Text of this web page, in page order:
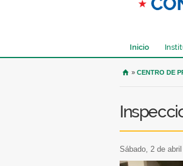
Inicio
USTED SE
» CENTRO DE
sábado, 2 de